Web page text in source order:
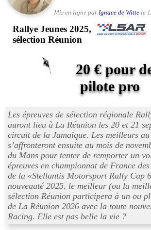
Mis en ligne par Ignace de Witte le
Rallye Jeunes 2025,
sélection Réunion
20 € pour
pilote pro
Les épreuves de sélection régionale
auront lieu à La Réunion les 20 et 21
circuit de la Jamaïque. Les meilleurs
s’affronteront ensuite au mois de
du Mans pour tenter de remporter un
épreuves en championnat de France
de la «Stellantis Motorsport Rally Cup 6
nouveauté 2025, le meilleur (ou la
sélection Réunion participera à un ou
de La Réunion 2026 avec la toute
Racing. Elle est pas belle la vie ?